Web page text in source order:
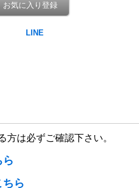
お気に入り登録
は必ずご確認下さい。
ら
ちら